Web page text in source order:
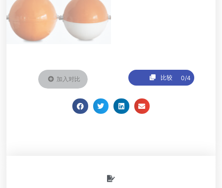
加入对比 比较 0/4